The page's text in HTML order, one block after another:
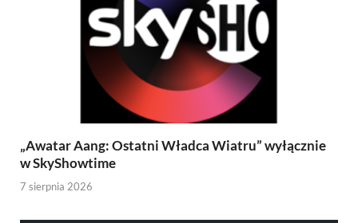
„Awatar Aang: Ostatni Władca Wiatru” wyłącznie
w SkyShowtime
7 sierpnia 2026